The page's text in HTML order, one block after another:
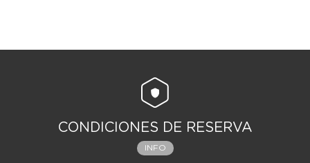
CONDICIONES DE RESERVA
INFO